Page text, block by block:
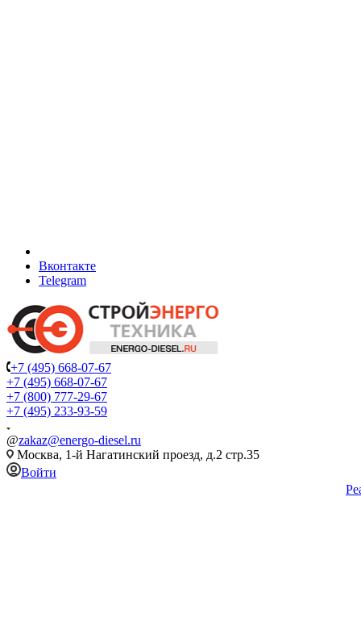
Вконтакте
Telegram
+7 (495) 668-07-67
+7 (495) 668-07-67
+7 (800) 777-29-67
+7 (495) 233-93-59
@zakaz@energo-diesel.ru
Москва, 1-й Нагатинский проезд, д.2 стр.35
Войти